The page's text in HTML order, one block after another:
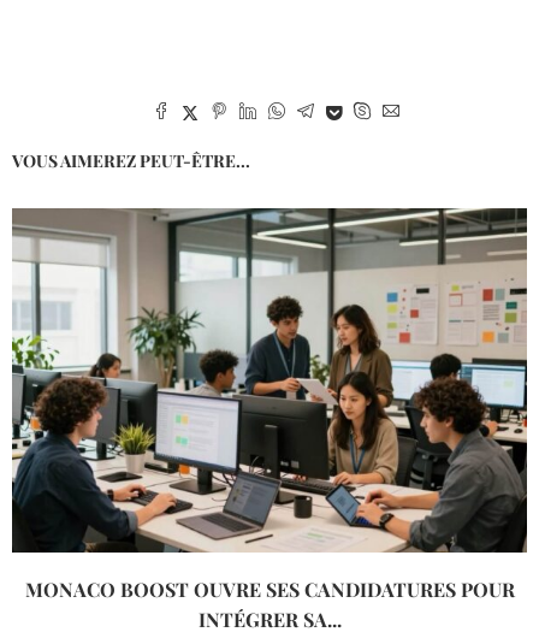
VOUS AIMEREZ PEUT-ÊTRE...
MONACO BOOST OUVRE SES CANDIDATURES POUR
INTÉGRER SA...